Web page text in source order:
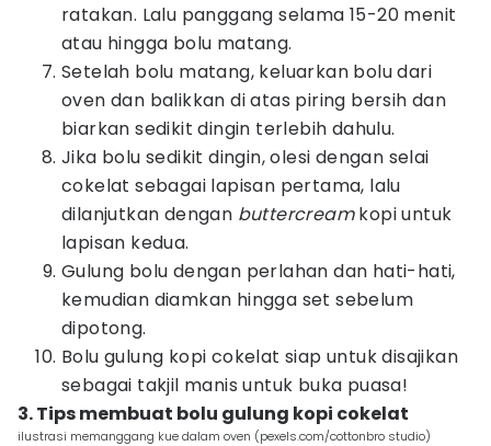
ratakan. Lalu panggang selama 15-20 menit
atau hingga bolu matang.
Setelah bolu matang, keluarkan bolu dari
oven dan balikkan di atas piring bersih dan
biarkan sedikit dingin terlebih dahulu.
Jika bolu sedikit dingin, olesi dengan selai
cokelat sebagai lapisan pertama, lalu
dilanjutkan dengan buttercreamkopi untuk
lapisan kedua.
Gulung bolu dengan perlahan dan hati-hati,
kemudian diamkan hingga set sebelum
dipotong.
Bolu gulung kopi cokelat siap untuk disajikan
sebagai takjil manis untuk buka puasa!
3. Tips membuat bolu gulung kopi cokelat
ilustrasi memanggang kue dalam oven (pexels.com/cottonbro studio)